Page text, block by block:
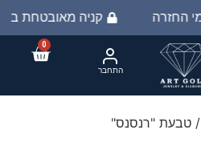
קניה מאובטחת ב 100%
0
התחבר
/ טבעת "רנסנס"